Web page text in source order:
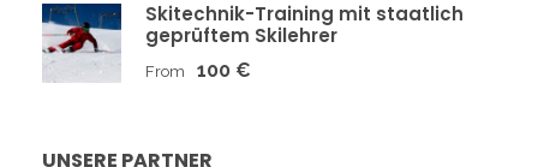
Skitechnik-Training mit staatlich
geprüftem Skilehrer
From 100 €
UNSERE PARTNER